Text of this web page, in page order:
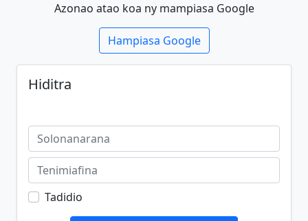
Azonao atao koa ny mampiasa Google
Hampiasa Google
Hiditra
Tadidio